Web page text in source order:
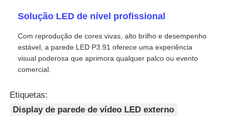
Painel de exibição LED exterior
outdoor led ao ar livre
Solução LED de nível profissional
Com reprodução de cores vivas, alto brilho e desempenho
estável, a parede LED P3.91 oferece uma experiência
visual poderosa que aprimora qualquer palco ou evento
comercial.
Etiquetas:
Display de parede de vídeo LED externo